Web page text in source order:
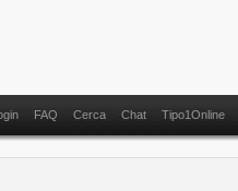
FAQ Cerca Chat Tipo1Online